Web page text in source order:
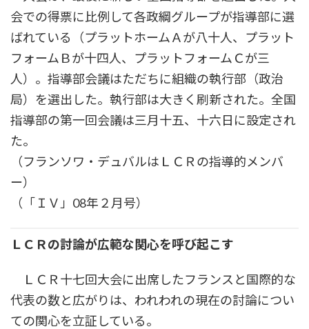
会での得票に比例して各政綱グループが指導部に選
ばれている（プラットホームＡが八十人、プラット
フォームＢが十四人、プラットフォームＣが三
人）。指導部会議はただちに組織の執行部（政治
局）を選出した。執行部は大きく刷新された。全国
指導部の第一回会議は三月十五、十六日に設定され
た。
（フランソワ・デュバルはＬＣＲの指導的メンバ
ー）
（「ＩＶ」08年２月号）
ＬＣＲの討論が広範な関心を呼び起こす
ＬＣＲ十七回大会に出席したフランスと国際的な
代表の数と広がりは、われわれの現在の討論につい
ての関心を立証している。